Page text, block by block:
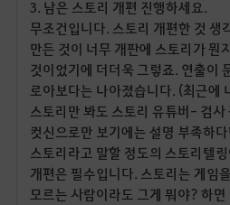
3. 남은 스토리 개편 진행하세요.
무조건입니다. 스토리 개편한 것 생
만든 것이 너무 개판에 스토리가 뭔
것이었기에 더더욱 그렇죠. 연출이
로아보다는 나아졌습니다. (최근에
스토리만 봐도 스토리 유튜버- 검사
컷신으로만 보기에는 설명 부족하
스토리라고 말할 정도의 스토리텔
개편은 필수입니다. 스토리는 게임
모르는 사람이라도 그게 뭐야? 하면